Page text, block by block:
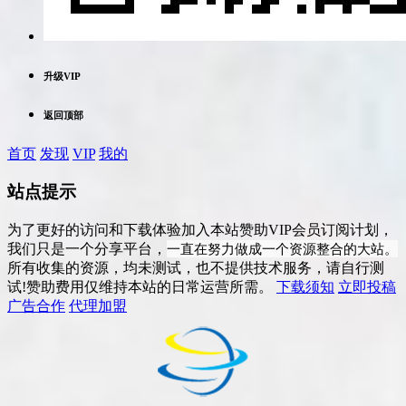
升级VIP
返回顶部
首页 发现 VIP 我的
站点提示
为了更好的访问和下载体验加入本站赞助VIP会员订阅计划，
我们只是一个分享平台， 一直在努力做成一个资源整合的大站。
所有收集的资源，均未测试，也不提供技术服务，请自行测
试!赞助费用仅维持本站的日常运营所需。 下载须知 立即投稿
广告合作 代理加盟